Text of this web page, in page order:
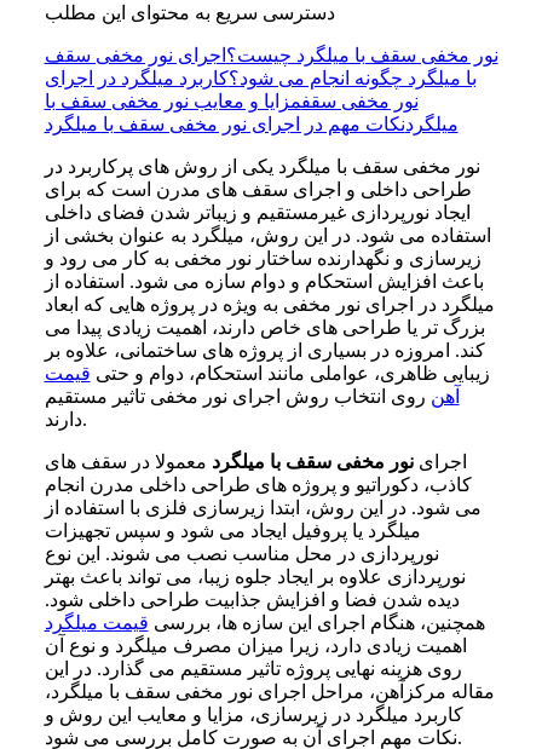
دسترسی سریع به محتوای این مطلب
نور مخفی سقف با میلگرد چیست؟ اجرای نور مخفی سقف
با میلگرد چگونه انجام می شود؟کاربرد میلگرد در اجرای
نور مخفی سقفمزایا و معایب نور مخفی سقف با
میلگردنکات مهم در اجرای نور مخفی سقف با میلگرد
نور مخفی سقف با میلگرد یکی از روش های پرکاربرد در
طراحی داخلی و اجرای سقف های مدرن است که برای
ایجاد نورپردازی غیرمستقیم و زیباتر شدن فضای داخلی
استفاده می شود. در این روش، میلگرد به عنوان بخشی از
زیرسازی و نگهدارنده ساختار نور مخفی به کار می رود و
باعث افزایش استحکام و دوام سازه می شود. استفاده از
میلگرد در اجرای نور مخفی به ویژه در پروژه هایی که ابعاد
بزرگ تر یا طراحی های خاص دارند، اهمیت زیادی پیدا می
کند. امروزه در بسیاری از پروژه های ساختمانی، علاوه بر
زیبایی ظاهری، عواملی مانند استحکام، دوام و حتی قیمت
آهن روی انتخاب روش اجرای نور مخفی تاثیر مستقیم
دارند.
اجراینور مخفی سقف با میلگرد معمولا در سقف های
کاذب، دکوراتیو و پروژه های طراحی داخلی مدرن انجام
می شود. در این روش، ابتدا زیرسازی فلزی با استفاده از
میلگرد یا پروفیل ایجاد می شود و سپس تجهیزات
نورپردازی در محل مناسب نصب می شوند. این نوع
نورپردازی علاوه بر ایجاد جلوه زیبا، می تواند باعث بهتر
دیده شدن فضا و افزایش جذابیت طراحی داخلی شود.
همچنین، هنگام اجرای این سازه ها، بررسی قیمت میلگرد
اهمیت زیادی دارد، زیرا میزان مصرف میلگرد و نوع آن
روی هزینه نهایی پروژه تاثیر مستقیم می گذارد. در این
مقاله مرکزآهن، مراحل اجرای نور مخفی سقف با میلگرد،
کاربرد میلگرد در زیرسازی، مزایا و معایب این روش و
نکات مهم اجرای آن به صورت کامل بررسی می شود.